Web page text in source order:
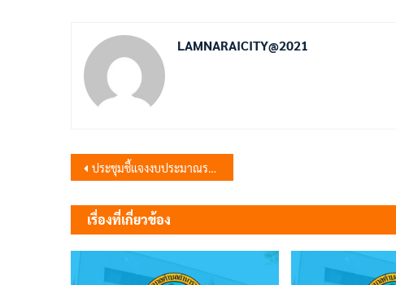
LAMNARAICITY@2021
แนะแนว
เรื่อง
ประชุมชี้แจงงบประมาณรายจ่ายประจำปีงบประมาณ พ.ศ.2569
เรื่องที่เกี่ยวข้อง